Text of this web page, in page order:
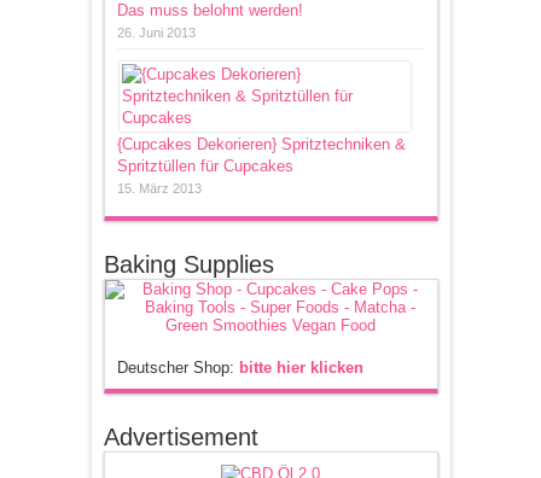
Das muss belohnt werden!
26. Juni 2013
{Cupcakes Dekorieren} Spritztechniken &
Spritztüllen für Cupcakes
15. März 2013
Baking Supplies
Deutscher Shop: bitte hier klicken
Advertisement